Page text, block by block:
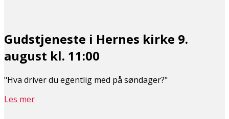
Gudstjeneste i Hernes kirke 9.
august kl. 11:00
"Hva driver du egentlig med på søndager?"
Les mer